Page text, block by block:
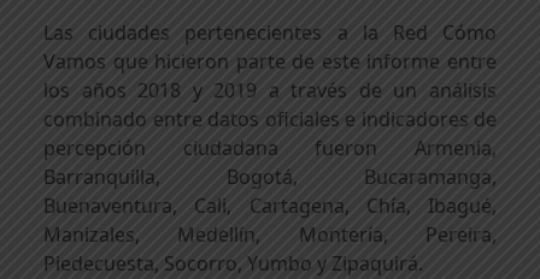
Las ciudades pertenecientes a la Red Cómo
Vamos que hicieron parte de este informe entre
los años 2018 y 2019 a través de un análisis
combinado entre datos oficiales e indicadores de
percepción ciudadana fueron Armenia,
Barranquilla, Bogotá, Bucaramanga,
Buenaventura, Cali, Cartagena, Chía, Ibagué,
Manizales, Medellín, Montería, Pereira,
Piedecuesta, Socorro, Yumbo y Zipaquirá.